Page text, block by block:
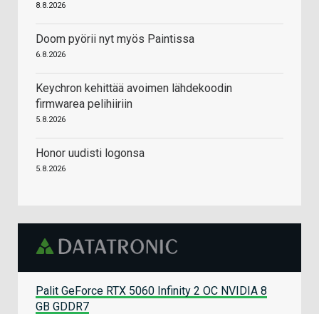
8.8.2026
Doom pyörii nyt myös Paintissa
6.8.2026
Keychron kehittää avoimen lähdekoodin
firmwarea pelihiiriin
5.8.2026
Honor uudisti logonsa
5.8.2026
Palit GeForce RTX 5060 Infinity 2 OC NVIDIA 8
GB GDDR7